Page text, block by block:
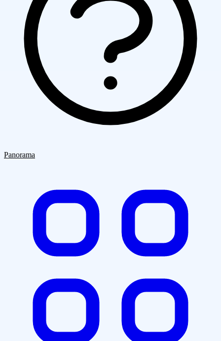
EMMA · Email Marketing LISA · Encuestas
INES · Mesa de
Ayuda
Clarabot · Chatbot
Servicios
Diseño Web Desarrollo de Aplicaciones EcommerceAsesoría AWS
Transformación Digital
Empresa
Panorama